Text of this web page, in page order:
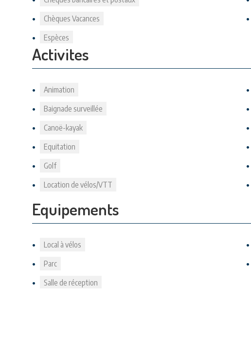
Chèques Vacances
Espèces
Activites
Animation
Baignade surveillée
Canoë-kayak
Equitation
Golf
Location de vélos/VTT
Equipements
Local à vélos
Parc
Salle de réception